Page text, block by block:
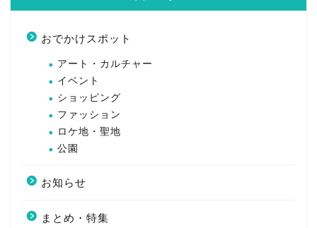
おでかけスポット
アート・カルチャー
イベント
ショッピング
ファッション
ロケ地・聖地
公園
お知らせ
まとめ・特集